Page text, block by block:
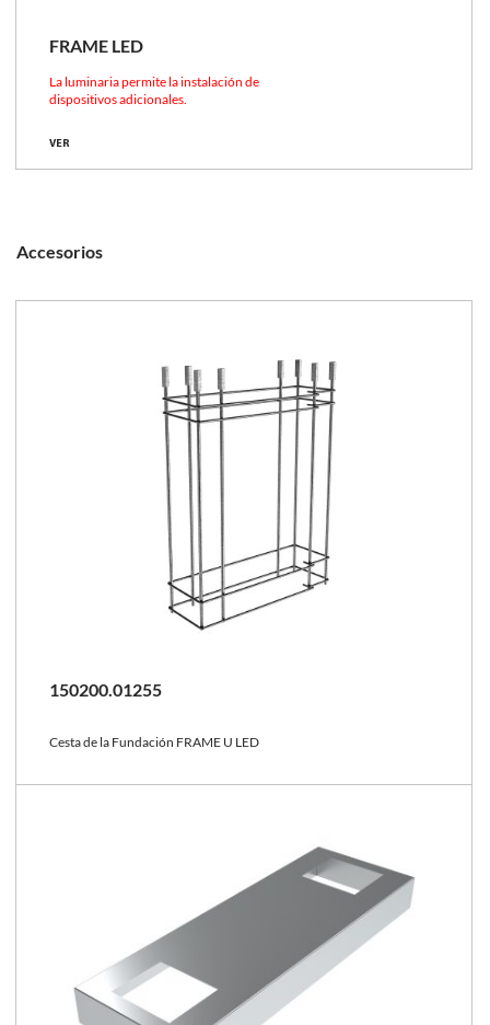
FRAME LED
La luminaria permite la instalación de
dispositivos adicionales.
VER
Accesorios
150200.01255
Cesta de la Fundación FRAME U LED